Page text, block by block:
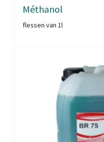
Méthanol
flessen van 1l